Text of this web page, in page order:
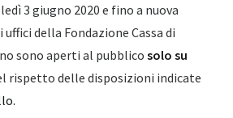
3 giugno 2020 e fino a nuova
della Fondazione Cassa di
sono aperti al pubblico solo su
rispetto delle disposizioni indicate